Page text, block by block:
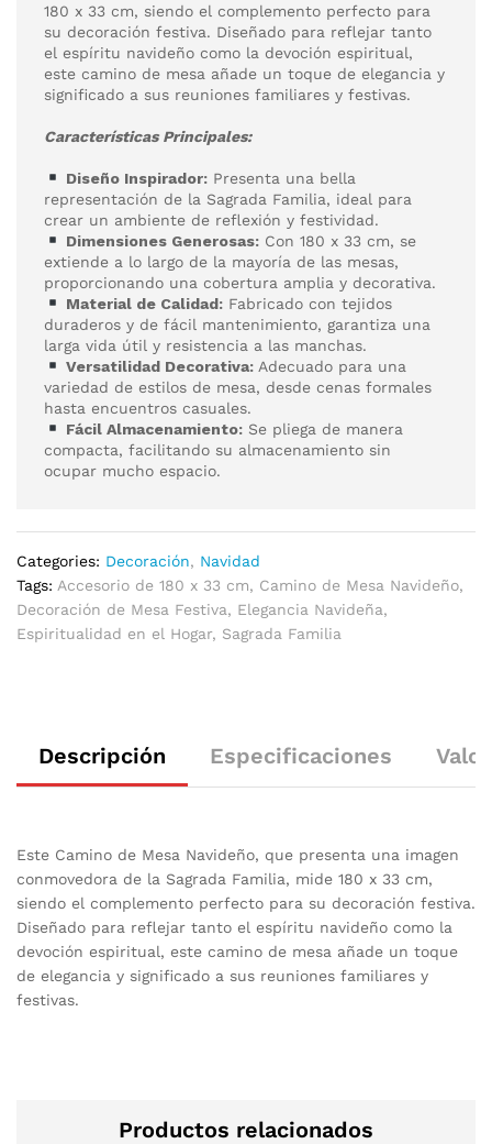
180 x 33 cm, siendo el complemento perfecto para
su decoración festiva. Diseñado para reflejar tanto
el espíritu navideño como la devoción espiritual,
este camino de mesa añade un toque de elegancia y
significado a sus reuniones familiares y festivas.
Características Principales:
Diseño Inspirador:Presenta una bella
representación de la Sagrada Familia, ideal para
crear un ambiente de reflexión y festividad.
Dimensiones Generosas:Con 180 x 33 cm, se
extiende a lo largo de la mayoría de las mesas,
proporcionando una cobertura amplia y decorativa.
Material de Calidad:Fabricado con tejidos
duraderos y de fácil mantenimiento, garantiza una
larga vida útil y resistencia a las manchas.
Versatilidad Decorativa:Adecuado para una
variedad de estilos de mesa, desde cenas formales
hasta encuentros casuales.
Fácil Almacenamiento:Se pliega de manera
compacta, facilitando su almacenamiento sin
ocupar mucho espacio.
Categories: Decoración, Navidad
Tags: Accesorio de 180 x 33 cm, Camino de Mesa Navideño,
Decoración de Mesa Festiva, Elegancia Navideña,
Espiritualidad en el Hogar, Sagrada Familia
Descripción Especificaciones
Este Camino de Mesa Navideño, que presenta una imagen
conmovedora de la Sagrada Familia, mide 180 x 33 cm,
siendo el complemento perfecto para su decoración festiva.
Diseñado para reflejar tanto el espíritu navideño como la
devoción espiritual, este camino de mesa añade un toque
de elegancia y significado a sus reuniones familiares y
festivas.
Productos relacionados